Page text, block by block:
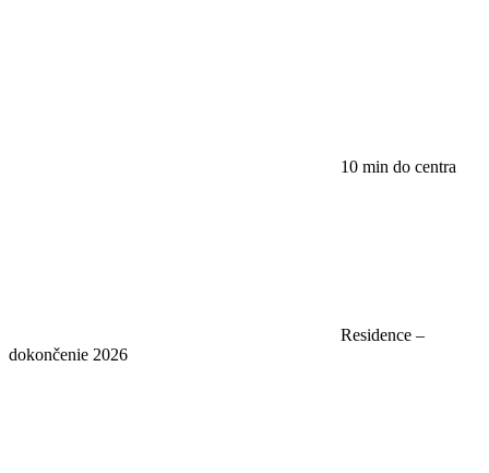
10 min do centra
Residence –
dokončenie 2026